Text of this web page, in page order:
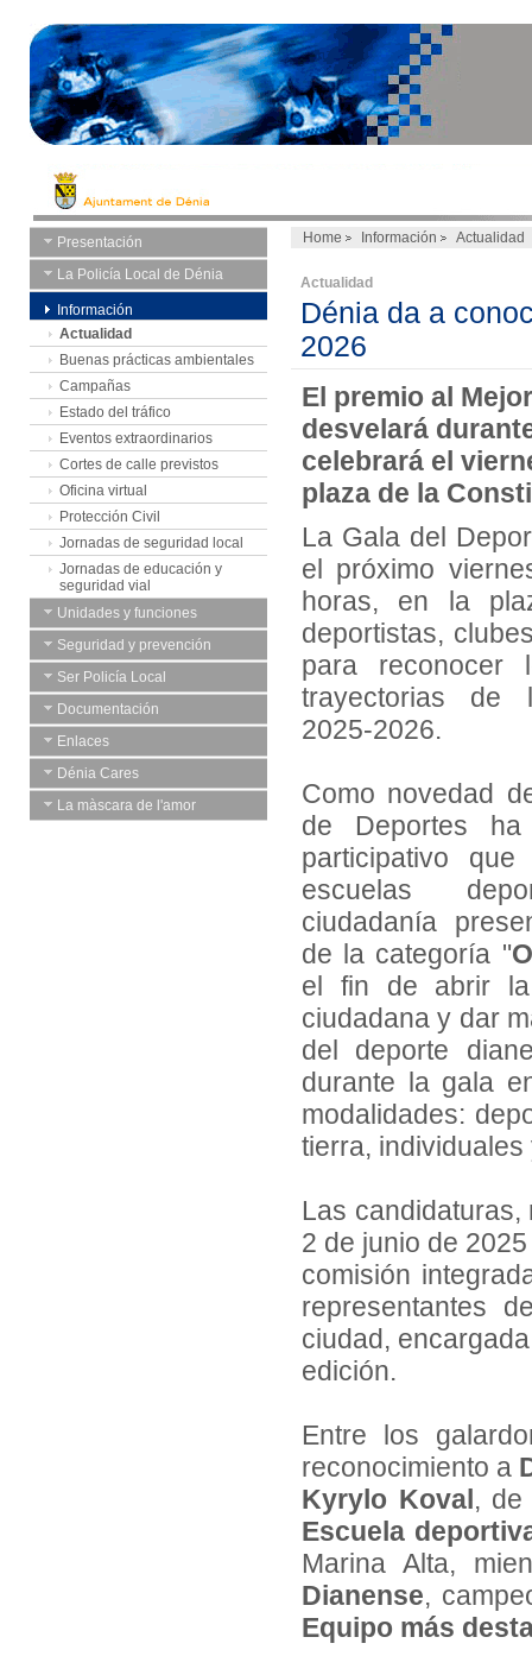
Presentación
La Policía Local de Dénia
Información
Actualidad
Buenas prácticas ambientales
Campañas
Estado del tráfico
Eventos extraordinarios
Cortes de calle previstos
Oficina virtual
Protección Civil
Jornadas de seguridad local
Jornadas de educación y
seguridad vial
Unidades y funciones
Seguridad y prevención
Ser Policía Local
Documentación
Enlaces
Dénia Cares
La màscara de l'amor
Home Información Actualidad
Actualidad
Dénia da a
2026
El premio al
desvelará
celebrará el
plaza de la
La Gala del
el próximo
horas, en la
deportistas,
para reconocer
trayectorias de
2025-2026.
Como novedad
de Deportes
participativo
escuelas
ciudadanía
de la categoría "
el fin de abrir
ciudadana y dar
del deporte
durante la gala
modalidades:
tierra, individuales
Las
2 de junio de
comisión
representantes
ciudad,
edición.
Entre los
reconocimiento a
Kyrylo Koval, de
Escuela
Marina Alta,
Dianense,
Equipo más